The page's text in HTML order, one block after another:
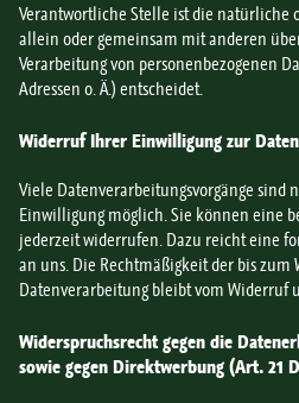
Verantwortliche Stelle ist die natürliche
allein oder gemeinsam mit anderen
Verarbeitung von personenbezogenen
Adressen o. Ä.) entscheidet.
Widerruf Ihrer Einwilligung zur
Viele Datenverarbeitungsvorgänge
Einwilligung möglich. Sie können eine
jederzeit widerrufen. Dazu reicht eine
an uns. Die Rechtmäßigkeit der bis zum
Datenverarbeitung bleibt vom Widerruf
Widerspruchsrecht gegen die
sowie gegen Direktwerbung (Art. 21